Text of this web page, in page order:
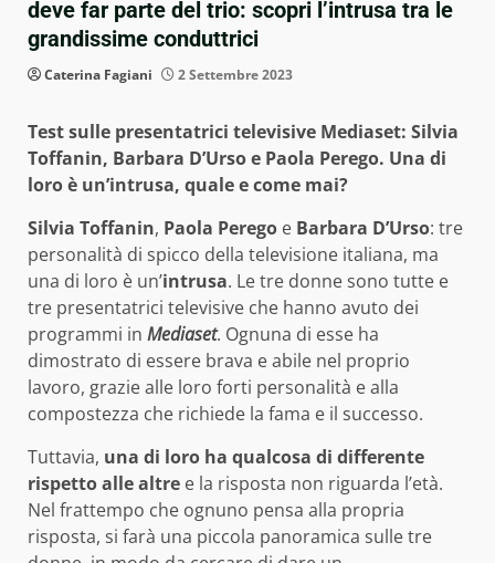
deve far parte del trio: scopri l’intrusa tra le
grandissime conduttrici
Caterina Fagiani 2 Settembre 2023
Test sulle presentatrici televisive Mediaset: Silvia
Toffanin, Barbara D’Urso e Paola Perego. Una di
loro è un’intrusa, quale e come mai?
Silvia Toffanin, Paola Perego e Barbara D’Urso: tre
personalità di spicco della televisione italiana, ma
una di loro è un’intrusa. Le tre donne sono tutte e
tre presentatrici televisive che hanno avuto dei
programmi in Mediaset. Ognuna di esse ha
dimostrato di essere brava e abile nel proprio
lavoro, grazie alle loro forti personalità e alla
compostezza che richiede la fama e il successo.
Tuttavia, una di loro ha qualcosa di differente
rispetto alle altre e la risposta non riguarda l’età.
Nel frattempo che ognuno pensa alla propria
risposta, si farà una piccola panoramica sulle tre